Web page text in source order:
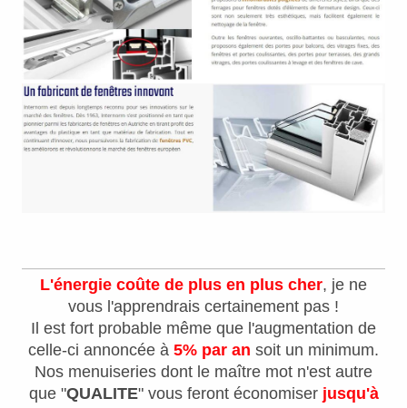
L'énergie coûte de plus en plus cher, je ne
vous l'apprendrais certainement pas !
Il est fort probable même que l'augmentation de
celle-ci annoncée à 5% par an soit un minimum.
Nos menuiseries dont le maître mot n'est autre
que "QUALITE" vous feront économiser jusqu'à